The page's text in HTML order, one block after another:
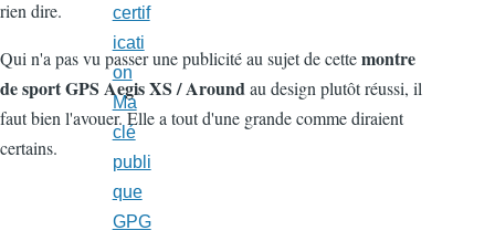
rien dire.
Qui n'a pas vu passer une publicité au sujet de cettemontre
de sport GPS Aegis XS / Aroundau design plutôt réussi, il
faut bien l'avouer. Elle a tout d'une grande comme diraient
certains.
certif
icati
on
Ma
clé
publi
que
GPG